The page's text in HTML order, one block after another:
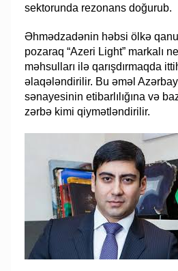
sektorunda rezonans doğurub.
Əhmədzadənin həbsi ölkə
pozaraq “Azeri Light” markalı
məhsulları ilə qarışdırmaqda
əlaqələndirilir. Bu əməl
sənayesinin etibarlılığına və
zərbə kimi qiymətləndirilir.